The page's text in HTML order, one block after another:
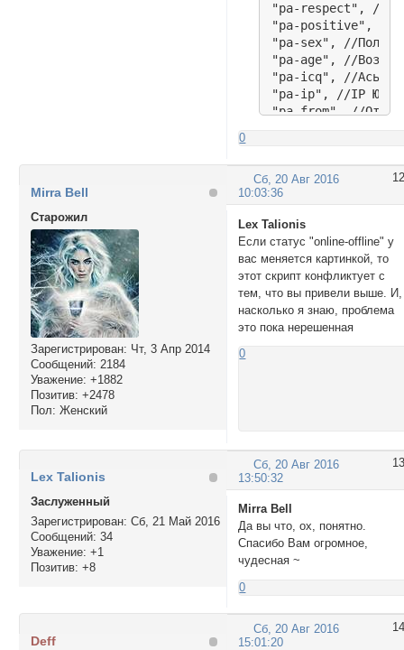
"pa-respect", //
"pa-positive", //
"pa-sex", //Пол
"pa-age", //
"pa-icq", //Аська
"pa-ip", //IP
"pa-from", //
//"pa-online", //
// 2 кнопка-
"http://
"pa-fld2", //
// 3 кнопка-
"http://
"pa-fld3", //
"pa-fld4", //
"pa-fld5", //
"award", //
0
12
Сб, 20 Авг 2016
10:03:36
Mirra Bell
Cтарожил
Зарегистрирован: Чт, 3 Апр 2014
Сообщений: 2184
Уважение: +1882
Позитив: +2478
Пол: Женский
Lex Talionis
Если статус "online-offline" у
вас меняется картинкой, то
этот скрипт конфликтует с
тем, что вы привели выше. И,
насколько я знаю, проблема
это пока нерешенная
0
13
Сб, 20 Авг 2016
13:50:32
Lex Talionis
Заслуженный
Зарегистрирован: Сб, 21 Май 2016
Сообщений: 34
Уважение: +1
Позитив: +8
Mirra Bell
Да вы что, ох, понятно.
Спасибо Вам огромное,
чудесная ~
0
14
Сб, 20 Авг 2016
15:01:20
Deff